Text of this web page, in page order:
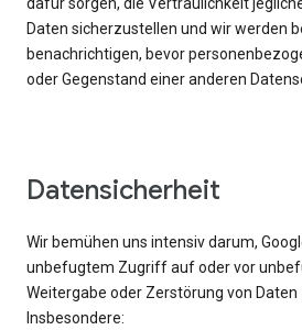
dafür sorgen, die Vertraulichkeit
Daten sicherzustellen und wir werden
benachrichtigen, bevor
oder Gegenstand einer anderen
Datensicherheit
Wir bemühen uns intensiv darum,
unbefugtem Zugriff auf oder vor
Weitergabe oder Zerstörung von Daten
Insbesondere: